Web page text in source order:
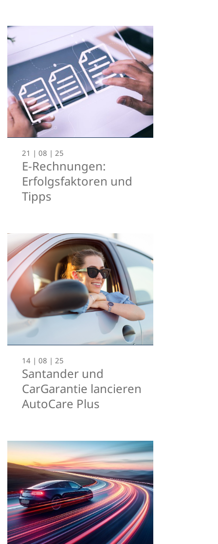
21 | 08 | 25
E-Rechnungen:
Erfolgsfaktoren und
Tipps
14 | 08 | 25
Santander und
CarGarantie lancieren
AutoCare Plus